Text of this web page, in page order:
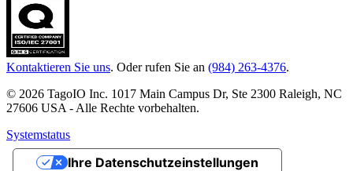
Kontaktieren Sie uns. Oder rufen Sie an (984) 263-4376.
© 2026 TagoIO Inc. 1017 Main Campus Dr, Ste 2300 Raleigh, NC
27606 USA - Alle Rechte vorbehalten.
Systemstatus
Ihre Datenschutzeinstellungen